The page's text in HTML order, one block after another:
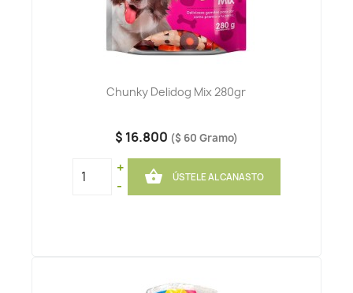
Chunky Delidog Mix 280gr
$ 16.800 ($ 60 Gramo)
+
-
 ÚSTELE AL CANASTO